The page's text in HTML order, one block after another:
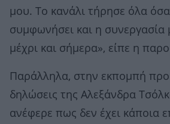
μου. Το κανάλι τήρησε όλα όσα
συμφωνήσει και η συνεργασία
μέχρι και σήμερα», είπε η
Παράλληλα, στην εκπομπή
δηλώσεις της Αλεξάνδρα
ανέφερε πως δεν έχει κάποια